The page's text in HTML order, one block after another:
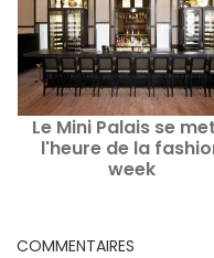
Le Mini Palais se
l'heure de la
week
COMMENTAIRES